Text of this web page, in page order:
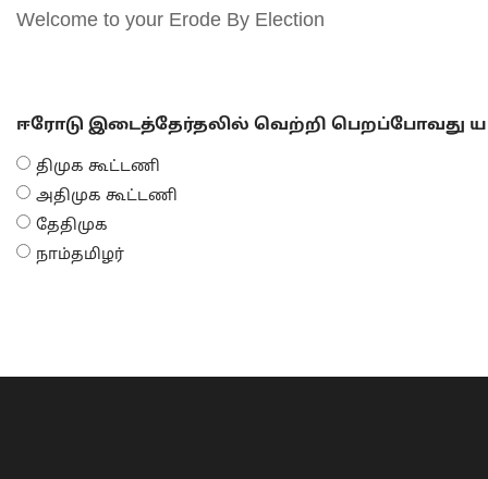
Welcome to your Erode By Election
ஈரோடு இடைத்தேர்தலில் வெற்றி பெறப்போவது
திமுக கூட்டணி
அதிமுக கூட்டணி
தேதிமுக
நாம்தமிழர்